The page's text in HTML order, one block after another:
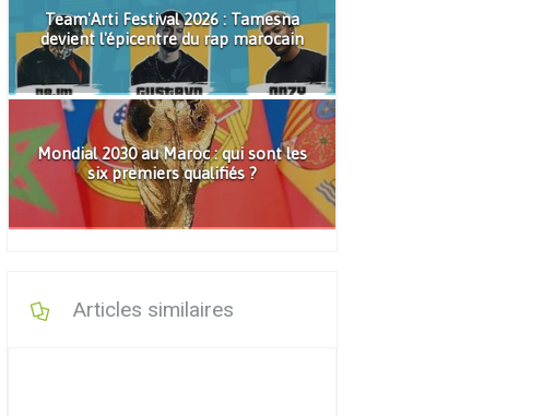
Team'Arti Festival 2026 : Tamesna
devient l'épicentre du rap marocain
Mondial 2030 au Maroc : qui sont les
six premiers qualifiés ?
Articles similaires